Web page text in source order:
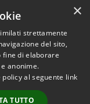
© 2026 • Comune di
• Powered by
• Accesso
×
strettamente
del sito,
fine di elaborare
anonime.
al seguente link
TUTTO